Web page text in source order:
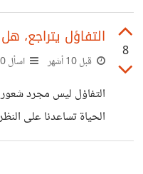
نكتسب المرونة النفسية
التغيرات؟
8
التفاؤل يتراجع،
قبل 10 أشهر اسأل I/O20
التفاؤل ليس مجرد
الحياة تساعدنا على
اليومية والمواقف